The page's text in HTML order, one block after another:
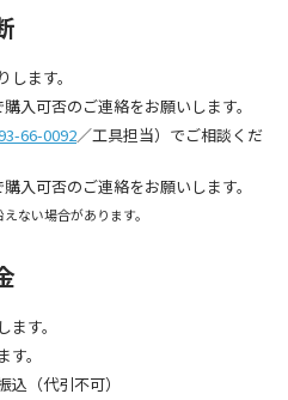
ます。
入可否のご連絡をお願いします。
66-0092／工具担当）でご相談くだ
入可否のご連絡をお願いします。
ない場合があります。
す。
。
（代引不可）